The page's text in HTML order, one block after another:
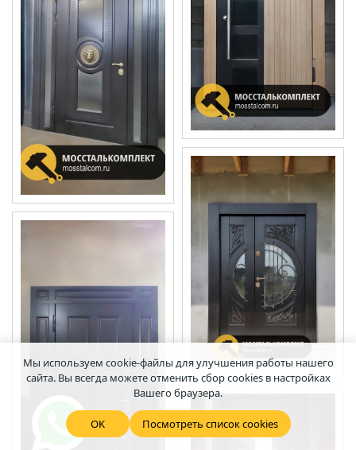
Мы используем cookie-файлы для улучшения работы нашего
сайта. Вы всегда можете отменить сбор cookies в настройках
Вашего браузера.
OK Посмотреть список cookies